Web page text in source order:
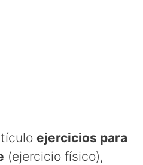
ejercicios para
(ejercicio físico),